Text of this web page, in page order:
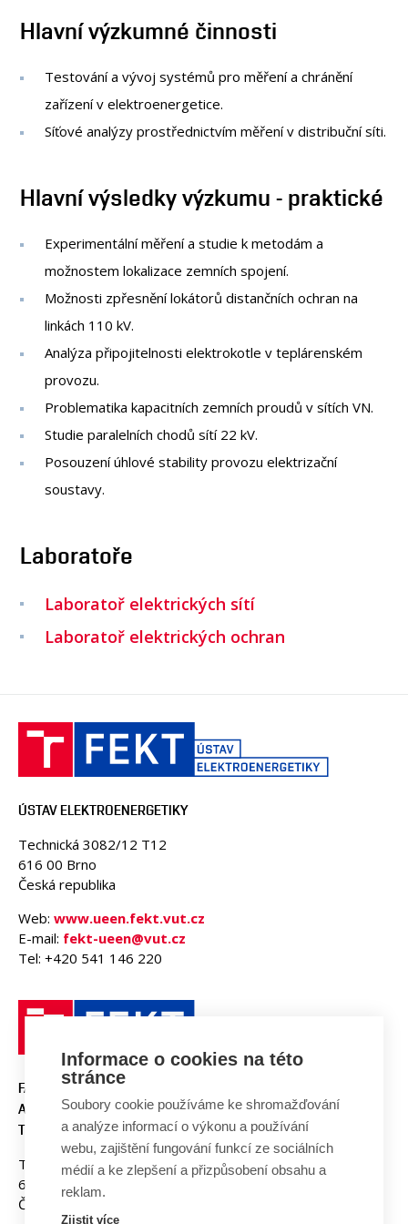
LABORATOŘE
KONFERENCE A SOUTĚŽE
Hlavní výzkumné činnosti
Testování a vývoj systémů pro měření a chránění
zařízení v elektroenergetice.
Síťové analýzy prostřednictvím měření v distribuční síti.
Hlavní výsledky výzkumu - praktické
Experimentální měření a studie k metodám a
možnostem lokalizace zemních spojení.
Možnosti zpřesnění lokátorů distančních ochran na
linkách 110 kV.
Analýza připojitelnosti elektrokotle v teplárenském
provozu.
Problematika kapacitních zemních proudů v sítích VN.
Studie paralelních chodů sítí 22 kV.
Posouzení úhlové stability provozu elektrizační
soustavy.
Laboratoře
Laboratoř elektrických sítí
Laboratoř elektrických ochran
ÚSTAV ELEKTROENERGETIKY
Technická 3082/12 T12
616 00 Brno
Česká republika
Web: www.ueen.fekt.vut.cz
E-mail: fekt-ueen@vut.cz
Tel: +420 541 146 220
FAKULTA ELEKTROTECHNIKY
A KOMUNIKAČNÍCH
TECHNOLOGIÍ, VUT V BRNĚ
Technická 3058/10
616 00 Brno
Česká republika
Informace o cookies na této
stránce
Soubory cookie používáme ke shromažďování
a analýze informací o výkonu a používání
webu, zajištění fungování funkcí ze sociálních
médií a ke zlepšení a přizpůsobení obsahu a
reklam.
Zjistit více